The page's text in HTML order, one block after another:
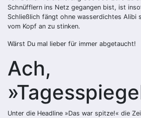
Schnüfflern ins Netz gegangen bist, ist
Schließlich fängt ohne wasserdichtes Alibi
vom Kopf an zu stinken.
Wärst Du mal lieber für immer abgetaucht!
Ach,
Unter die Headline »Das war spitze!« die